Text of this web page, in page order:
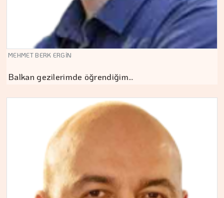
MEHMET BERK ERGİN
Balkan gezilerimde öğrendiğim…